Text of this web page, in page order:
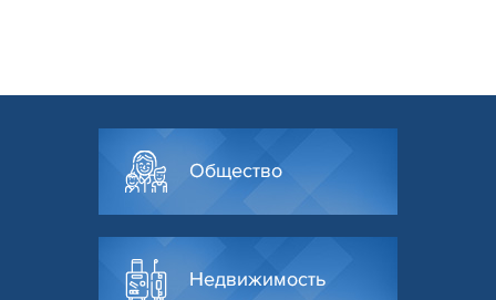
Общество
Недвижимость